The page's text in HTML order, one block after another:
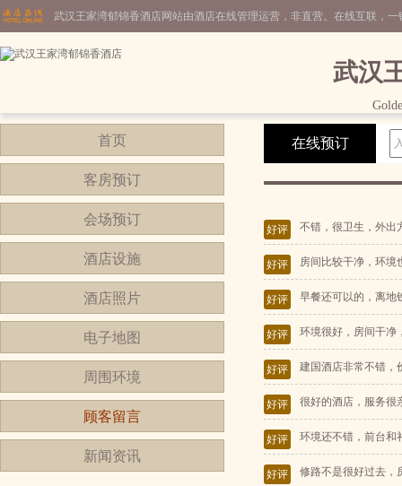
武汉王家湾郁锦香酒店网站由酒店在线管理运营，非直营。在线互联，
武汉
首页
客房预订
会场预订
酒店设施
酒店照片
电子地图
周围环境
顾客留言
新闻资讯
在线预订
好评 不错，很卫生，外出
好评 房间比较干净，环境
好评 早餐还可以的，离地
好评 环境很好，房间干净
好评 建国酒店非常不错，
好评 很好的酒店，服务很
好评 环境还不错，前台和
好评 修路不是很好过去，